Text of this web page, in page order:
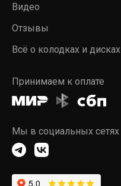
Видео
Отзывы
Всё о колодках и дисках
Принимаем к оплате
Мы в социальных сетях